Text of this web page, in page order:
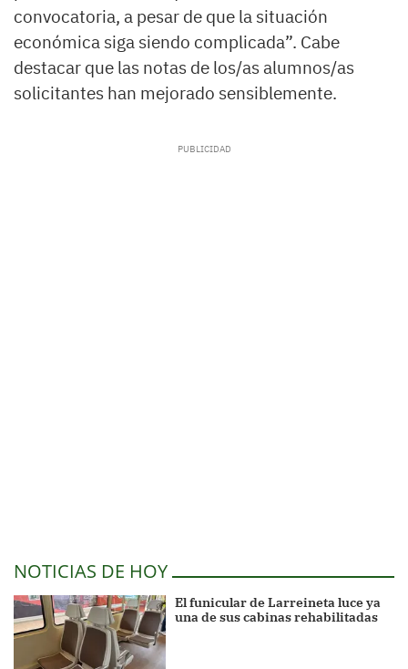
convocatoria, a pesar de que la situación
económica siga siendo complicada”. Cabe
destacar que las notas de los/as alumnos/as
solicitantes han mejorado sensiblemente.
NOTICIAS DE HOY
El funicular de Larreineta luce ya
una de sus cabinas rehabilitadas